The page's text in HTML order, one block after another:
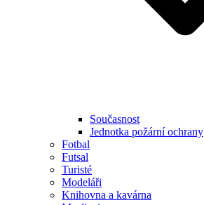
Současnost
Jednotka požární ochrany
Fotbal
Futsal
Turisté
Modeláři
Knihovna a kavárna